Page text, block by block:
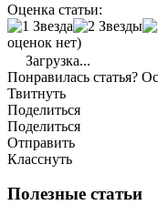
Оценка статьи:
оценок нет)
Загрузка...
Понравилась статья?
Твитнуть
Поделиться
Поделиться
Отправить
Класснуть
Полезные статьи